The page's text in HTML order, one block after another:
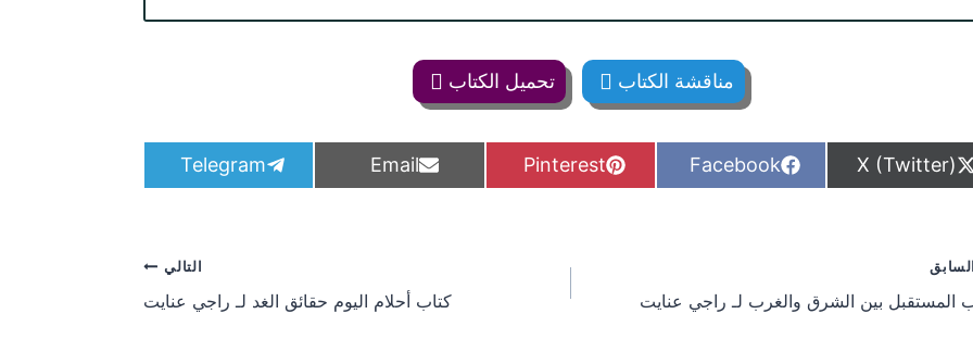
مناقشة الكتاب تحميل الكتاب
S
h
o
n
X (Twitter)
S
h
Facebook
S
h
Pinterest
S
h
Email
S
h
Telegram
السابق
المستقبل بين الشرق والغرب لـ راجي عنايت
التالي
كتاب أحلام اليوم حقائق الغد لـ راجي عنايت